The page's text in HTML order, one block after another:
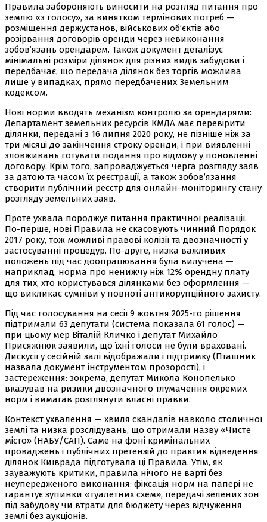
Правила забороняють виносити на розгляд питання про
землю «з голосу», за винятком термінових потреб —
розміщення держустанов, військових об’єктів або
розірвання договорів оренди через невиконання
зобов’язань орендарем. Також документ деталізує
мінімальні розміри ділянок для різних видів забудови і
передбачає, що передача ділянок без торгів можлива
лише у випадках, прямо передбачених Земельним
кодексом.
Нові норми вводять механізм контролю за орендарями:
Департамент земельних ресурсів КМДА має перевірити
ділянки, передані з 16 липня 2020 року, не пізніше ніж за
три місяці до закінчення строку оренди, і при виявленні
зловживань готувати подання про відмову у поновленні
договору. Крім того, запроваджується черга розгляду заяв
за датою та часом їх реєстрації, а також зобов’язання
створити публічний реєстр для онлайн-моніторингу стану
розгляду земельних заяв.
Проте ухвала породжує питання практичної реалізації.
По-перше, нові Правила не скасовують чинний Порядок
2017 року, тож можливі правові колізії та двозначності у
застосуванні процедур. По-друге, низка важливих
положень під час доопрацювання була вилучена —
наприклад, норма про ненижчу ніж 12% орендну плату
для тих, хто користувався ділянками без оформлення —
що викликає сумніви у повноті антикорупційного захисту.
Під час голосування на сесії 9 жовтня 2025-го рішення
підтримали 63 депутати (система показала 61 голос) —
при цьому мер Віталій Кличко і депутат Михайло
Присяжнюк заявили, що їхні голоси не були враховані.
Дискусії у сесійній залі відображали і підтримку (Пташник
назвала документ інструментом прозорості), і
застереження: зокрема, депутат Микола Конопелько
вказував на ризики двозначного тлумачення окремих
норм і вимагав розглянути власні правки.
Контекст ухвалення — хвиля скандалів навколо столичної
землі та низка розслідувань, що отримали назву «Чисте
місто» (НАБУ/САП). Саме на фоні кримінальних
проваджень і публічних претензій до практик відведення
ділянок Київрада підготувала ці Правила. Утім, як
зауважують критики, правила нічого не варті без
неупередженого виконання: фіксація норм на папері не
гарантує зупинки «туалетних схем», передачі зелених зон
під забудову чи втрати для бюджету через відчуження
землі без аукціонів.